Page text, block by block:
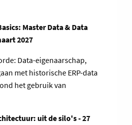
Master Data & Data
2027
Data-eigenaarschap,
met historische ERP-data
het gebruik van
uit de silo's - 27